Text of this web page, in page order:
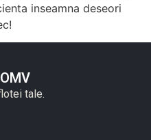
inseamna deseori
tale.